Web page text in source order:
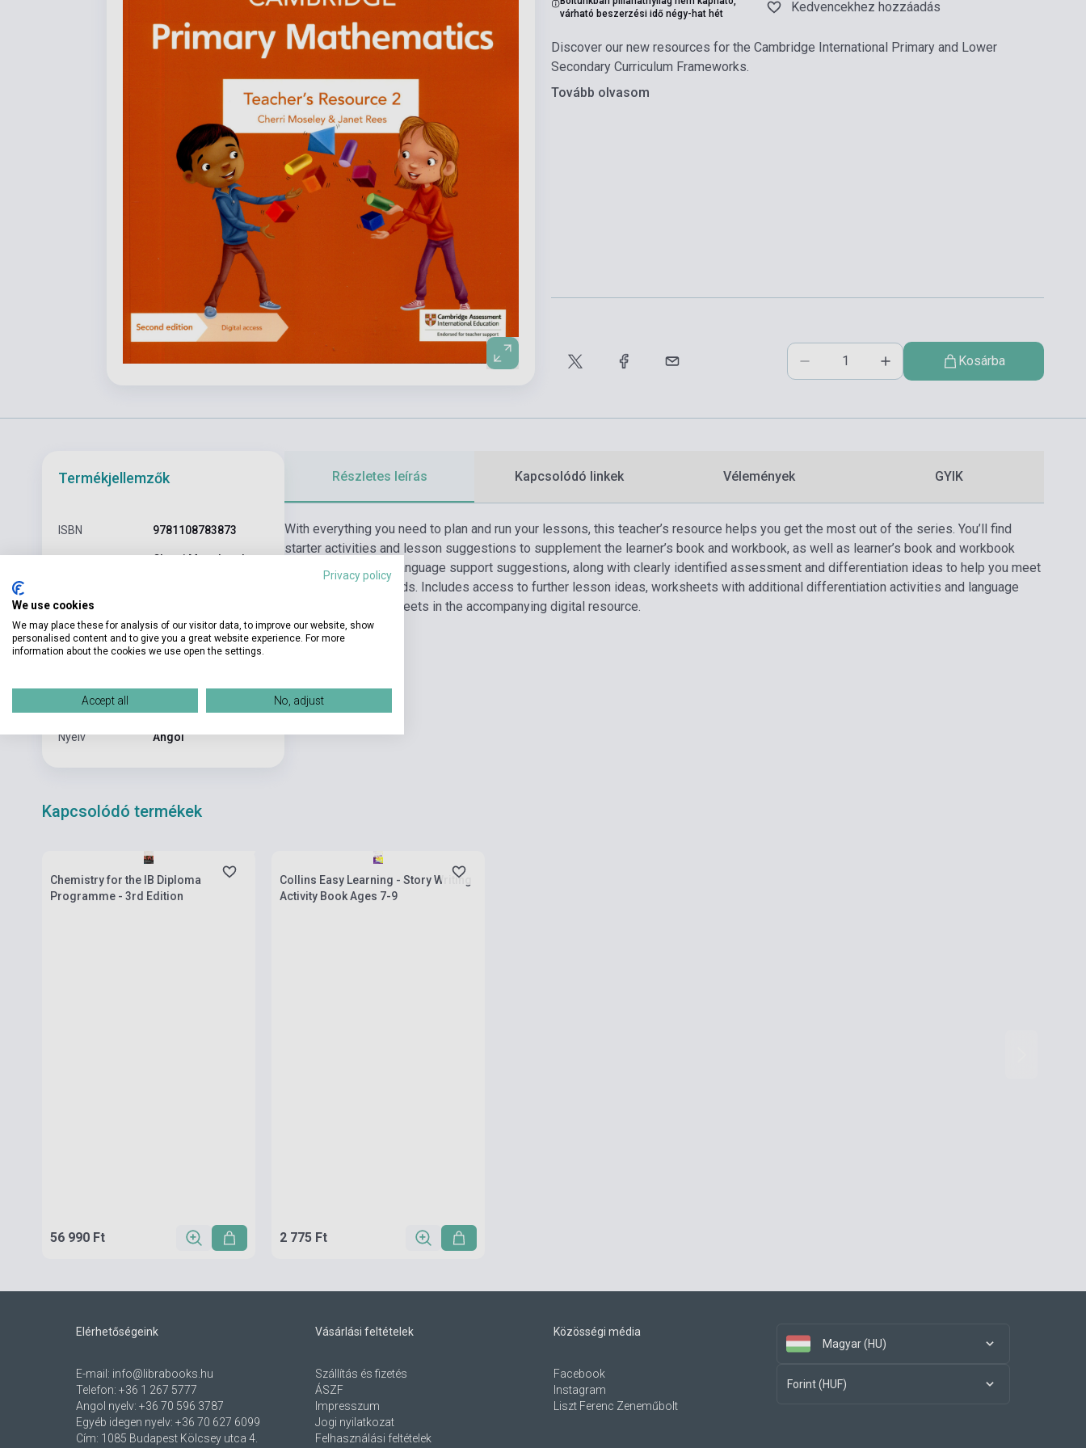
várható beszerzési idő négy-hat hét
Kedvencekhez hozzáadás
Discover our new resources for the Cambridge International Primary and Lower
Secondary Curriculum Frameworks.
Tovább olvasom
Kosárba
Termékjellemzők
ISBN 9781108783873
Cherri Moseley, Janet
Oldalszám
Kötés Puhakötés
Kiadási év
Nyelv Angol
Részletes leírás Kapcsolódó linkek Vélemények GYIK
With everything you need to plan and run your lessons, this teacher’s resource helps you get the most out of the series. You’ll find
starter activities and lesson suggestions to supplement the learner’s book and workbook, as well as learner’s book and workbook
answers. There are language support suggestions, along with clearly identified assessment and differentiation ideas to help you meet
all your learners’ needs. Includes access to further lesson ideas, worksheets with additional differentiation activities and language
development worksheets in the accompanying digital resource.
Kapcsolódó termékek
Chemistry for the IB Diploma
Programme - 3rd Edition
56 990 Ft
Collins Easy Learning - Story Writing
Activity Book Ages 7-9
2 775 Ft
Elérhetőségeink
E-mail: info@librabooks.hu
Telefon: +36 1 267 5777
Angol nyelv: +36 70 596 3787
Egyéb idegen nyelv: +36 70 627 6099
Cím: 1085 Budapest Kölcsey utca 4.
Vásárlási feltételek
Szállítás és fizetés
ÁSZF
Impresszum
Jogi nyilatkozat
Felhasználási feltételek
Közösségi média
Facebook
Instagram
Liszt Ferenc Zeneműbolt
Magyar (HU)
Forint (HUF)
Privacy policy
We use cookies
We may place these for analysis of our visitor data, to improve our website, show
personalised content and to give you a great website experience. For more
information about the cookies we use open the settings.
Accept all No, adjust